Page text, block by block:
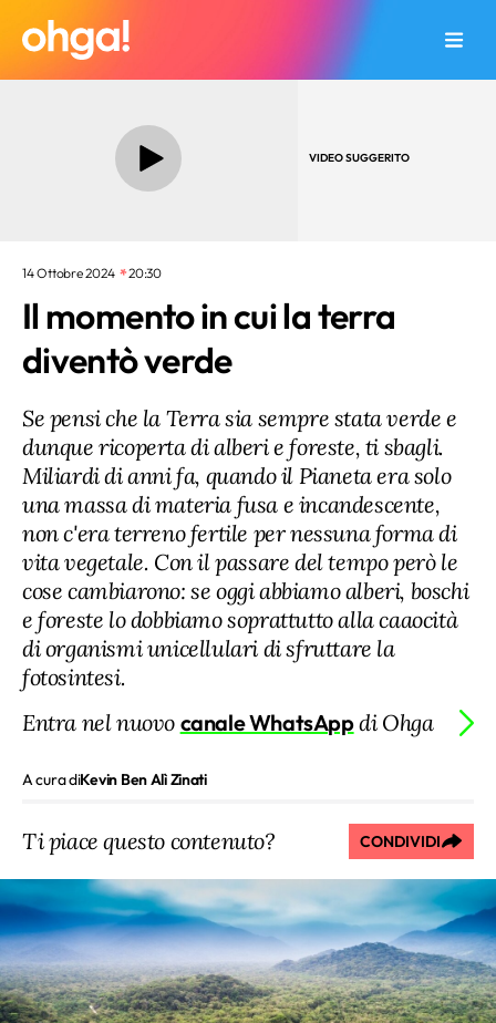
VIDEO SUGGERITO
14 Ottobre 2024 20:30
Il momento in cui la terra
diventò verde
Se pensi che la Terra sia sempre stata verde e
dunque ricoperta di alberi e foreste, ti sbagli.
Miliardi di anni fa, quando il Pianeta era solo
una massa di materia fusa e incandescente,
non c'era terreno fertile per nessuna forma di
vita vegetale. Con il passare del tempo però le
cose cambiarono: se oggi abbiamo alberi, boschi
e foreste lo dobbiamo soprattutto alla caaocità
di organismi unicellulari di sfruttare la
fotosintesi.
Entra nel nuovo canale WhatsAppdi Ohga
A cura diKevin Ben Alì Zinati
Ti piace questo contenuto? CONDIVIDI